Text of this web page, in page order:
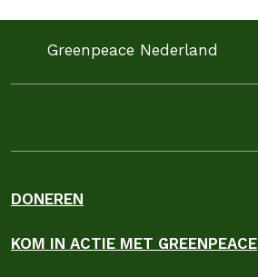
Greenpeace Nederland
DONEREN
KOM IN ACTIE MET GREENPEACE